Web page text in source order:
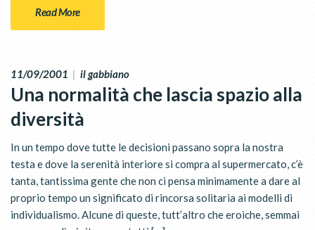
Read More
11/09/2001 | il gabbiano
Una normalità che lascia spazio alla
diversità
In un tempo dove tutte le decisioni passano sopra la nostra
testa e dove la serenità interiore si compra al supermercato, c’è
tanta, tantissima gente che non ci pensa minimamente a dare al
proprio tempo un significato di rincorsa solitaria ai modelli di
individualismo. Alcune di queste, tutt’altro che eroiche, semmai